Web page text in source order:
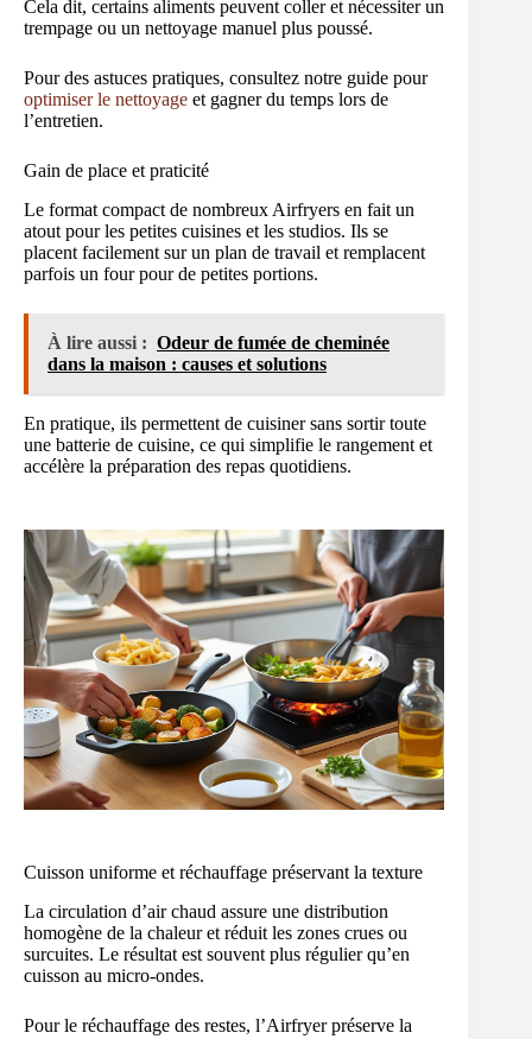
Cela dit, certains aliments peuvent coller et nécessiter un
trempage ou un nettoyage manuel plus poussé.
Pour des astuces pratiques, consultez notre guide pour
optimiser le nettoyage et gagner du temps lors de
l’entretien.
Gain de place et praticité
Le format compact de nombreux Airfryers en fait un
atout pour les petites cuisines et les studios. Ils se
placent facilement sur un plan de travail et remplacent
parfois un four pour de petites portions.
À lire aussi : Odeur de fumée de cheminée
dans la maison : causes et solutions
En pratique, ils permettent de cuisiner sans sortir toute
une batterie de cuisine, ce qui simplifie le rangement et
accélère la préparation des repas quotidiens.
Cuisson uniforme et réchauffage préservant la texture
La circulation d’air chaud assure une distribution
homogène de la chaleur et réduit les zones crues ou
surcuites. Le résultat est souvent plus régulier qu’en
cuisson au micro-ondes.
Pour le réchauffage des restes, l’Airfryer préserve la